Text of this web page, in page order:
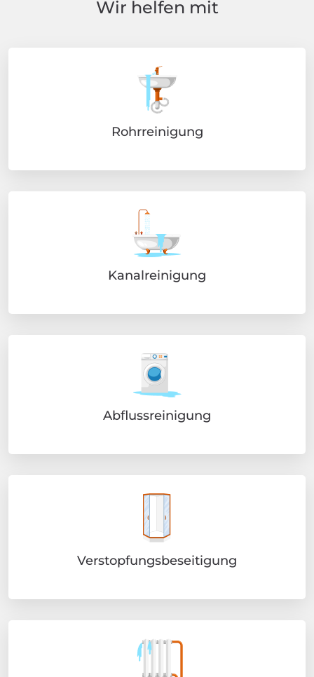
Wir helfen mit
Rohrreinigung
Kanalreinigung
Abflussreinigung
Verstopfungsbeseitigung